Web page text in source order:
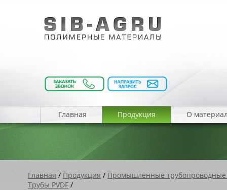
Главная Продукция О
Главная / Продукция / Промышленные
Трубы PVDF /